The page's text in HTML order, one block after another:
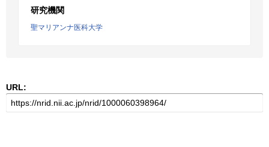
研究機関
聖マリアンナ医科大学
URL: